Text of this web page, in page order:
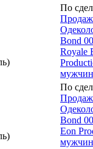
По
Bond
Royale
мужчин
По
Bond
Eon
мужчин